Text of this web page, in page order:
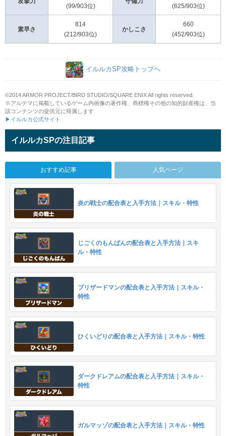
(99/903位)
(625/903位)
素早さ
814
(212/903位)
かしこさ
660
(452/903位)
イルルカSP攻略トップへ
©2014 ARMOR PROJECT/BIRD STUDIO/SQUARE ENIX All rights reserved.
※アルテマに掲載しているゲーム内画像の著作権、商標権その他の知的財産権は、当
該コンテンツの提供元に帰属します
▶イルルカ公式サイト
イルルカSPの注目記事
おすすめ記事 人気ページ
炎の戦士の配合表と入手方法｜スキル・特性
じごくのもんばんの配合表と入手方法｜スキ
ル・特性
ブリザードマンの配合表と入手方法｜スキル・
特性
ひくいどりの配合表と入手方法｜スキル・特性
ダークドレアムの配合表と入手方法｜スキル・
特性
ガルマッゾの配合表と入手方法｜スキル・特性